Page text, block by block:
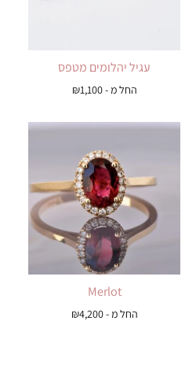
עגיל יהלומים מטפס
החל מ - ₪1,100
Merlot
החל מ - ₪4,200